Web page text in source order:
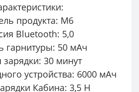
продукта: M6
Bluetooth: 5,0
гарнитуры: 50 мАч
30 минут
устройства: 6000 мАч
Кабина: 3,5 H